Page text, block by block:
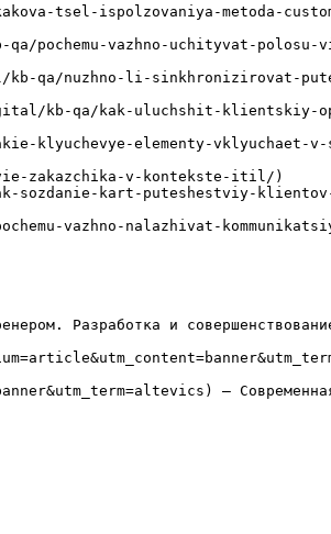
tsel-ispolzovaniya-metoda-
qa/pochemu-vazhno-uchityvat-
kb-qa/nuzhno-li-sinkhronizirovat-
digital/kb-qa/kak-uluchshit-klientskiy-
klyuchevye-elementy-vklyuchaet-
zakazchika-v-kontekste-itil/)
sozdanie-kart-puteshestviy-
vazhno-nalazhivat-
Разработка и
— Современная